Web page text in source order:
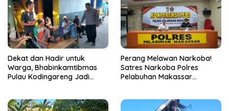
Dekat dan Hadir untuk
Warga, Bhabinkamtibmas
Pulau Kodingareng Jadi
Perang Melawan Narkoba!
Satres Narkoba Polres
Pelabuhan Makassar